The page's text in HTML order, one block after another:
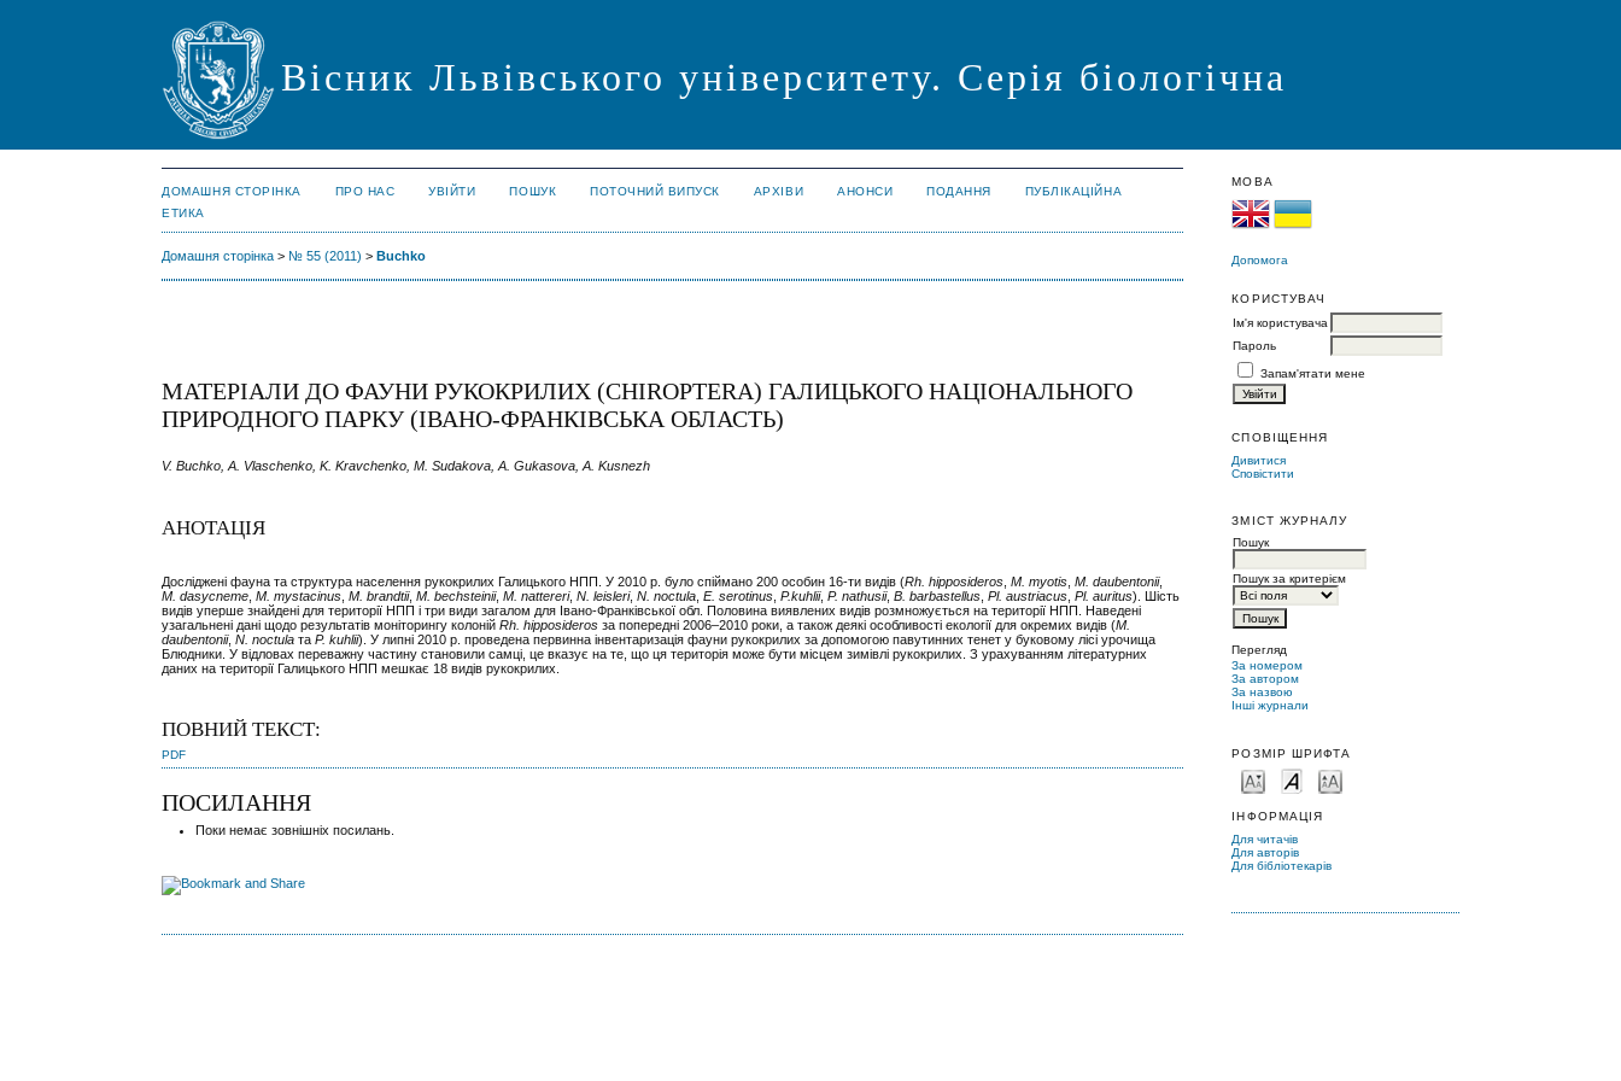
Вісник Львівського університету. Серія біологічна
МОВА
Допомога
КОРИСТУВАЧ
Ім'я користувача
Пароль
Запам'ятати мене
СПОВІЩЕННЯ
Дивитися
Сповістити
ЗМІСТ ЖУРНАЛУ
Пошук
Пошук за критерієм
Перегляд
За номером
За автором
За назвою
Інші журнали
РОЗМІР ШРИФТА
ІНФОРМАЦІЯ
Для читачів
Для авторів
Для бібліотекарів
ДОМАШНЯ СТОРІНКА ПРО НАС УВІЙТИ ПОШУК ПОТОЧНИЙ ВИПУСК АРХІВИ АНОНСИ ПОДАННЯ
ПУБЛІКАЦІЙНА
ЕТИКА
Домашня сторінка > № 55 (2011) >Buchko
МАТЕРІАЛИ ДО ФАУНИ РУКОКРИЛИХ (CHIROPTERA) ГАЛИЦЬКОГО НАЦІОНАЛЬНОГО
ПРИРОДНОГО ПАРКУ (ІВАНО-ФРАНКІВСЬКА ОБЛАСТЬ)
V. Buchko, A. Vlaschenko, K. Kravchenko, M. Sudakova, A. Gukasova, A. Kusnezh
АНОТАЦІЯ
Досліджені фауна та структура населення рукокрилих Галицького НПП. У 2010 р. було спіймано 200 особин 16-ти видів (Rh. hipposideros ,M. myotis ,M. daubentonii,
M. dasycneme ,M. mystacinus ,M. brandtii,M. bechsteinii,M. nattereri,N. leisleri,N. noctula ,E. serotinus ,P.kuhlii,P. nathusii,B. barbastellus ,Pl. austriacus ,Pl. auritus). Шість
видів уперше знайдені для території НПП і три види загалом для Івано-Франківської обл. Половина виявлених видів розмножується на території НПП. Наведені
узагальнені дані щодо результатів моніторингу колонійRh. hipposideros за попередні 2006–2010 роки, а також деякі особливості екології для окремих видів (M.
daubentonii,N. noctula таP. kuhlii). У липні 2010 р. проведена первинна інвентаризація фауни рукокрилих за допомогою павутинних тенет у буковому лісі урочища
Блюдники. У відловах переважну частину становили самці, це вказує на те, що ця територія може бути місцем зимівлі рукокрилих. З урахуванням літературних
даних на території Галицького НПП мешкає 18 видів рукокрилих.
ПОВНИЙ ТЕКСТ:
PDF
ПОСИЛАННЯ
Поки немає зовнішніх посилань.